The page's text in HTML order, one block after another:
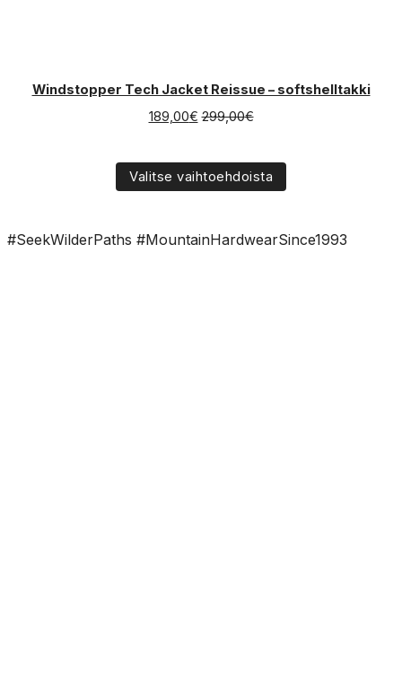
Windstopper Tech Jacket Reissue – softshelltakki
189,00€ 299,00€
Valitse vaihtoehdoista
#SeekWilderPaths #MountainHardwearSince1993